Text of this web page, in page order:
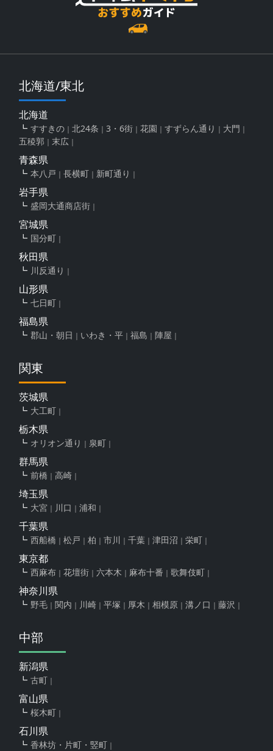
北海道/東北
北海道
すすきの 北24条 3・6街 花園 すずらん通り
大門
五稜郭
末広
青森県
本八戸 長横町 新町通り
岩手県
盛岡大通商店街
宮城県
国分町
秋田県
川反通り
山形県
七日町
福島県
郡山・朝日 いわき・平 福島 陣屋
関東
茨城県
大工町
栃木県
オリオン通り 泉町
群馬県
前橋 高崎
埼玉県
大宮 川口 浦和
千葉県
西船橋 松戸 柏 市川 千葉 津田沼 栄町
東京都
西麻布 花壇街 六本木 麻布十番 歌舞伎町
神奈川県
野毛 関内 川崎 平塚 厚木 相模原 溝ノ口 藤沢
中部
新潟県
古町
富山県
桜木町
石川県
香林坊・片町・竪町